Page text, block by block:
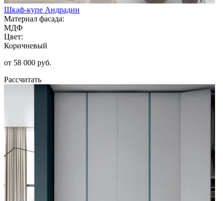
Шкаф-купе Андрадин
Материал фасада:
МДФ
Цвет:
Коричневый
от 58 000 руб.
Рассчитать